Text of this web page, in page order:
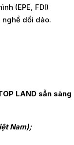
(EPE, FDI)
nghề dồi dào.
LAND sẵn
Nam);